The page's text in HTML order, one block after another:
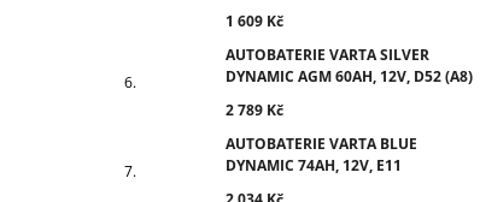
1 609 Kč
AUTOBATERIE VARTA SILVER
DYNAMIC AGM 60AH, 12V, D52 (A8)
2 789 Kč
AUTOBATERIE VARTA BLUE
DYNAMIC 74AH, 12V, E11